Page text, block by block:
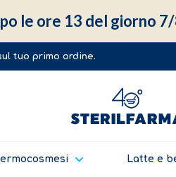
tuo primo ordine.
Latte e
le ore 13 del giorno